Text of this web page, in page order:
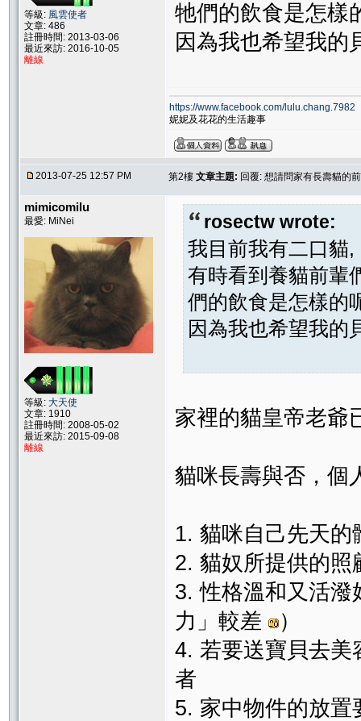
等級: 風雲使者
文章: 486
註冊時間: 2013-03-06
最近來訪: 2016-10-05
離線
牠們的飲食是怎樣
因為我也希望我的
https://www.facebook.com/lulu.chang.7982
妮妮及花花的生活趣事
2013-07-25 12:57 PM 第2樓 文章主題: 回覆: 想請問家有長壽貓的
mimicomilu
最愛: MiNei
等級: 大天使
文章: 1910
註冊時間: 2008-05-02
最近來訪: 2015-09-08
離線
rosectw wrote:
我目前我有二口貓
有時看到養貓前輩
們的飲食是怎樣的
因為我也希望我的
家裡的貓皇帝老爺
貓咪長壽與否，個
1. 貓咪自己先天的
2. 貓奴所提供的照
3. 性格溫和又活潑
力」較差
）
4. 若要送寶貝去美
者
5. 家中物件的放置